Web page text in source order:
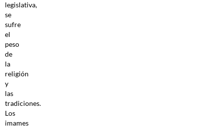
legislativa,
se
sufre
el
peso
de
la
religión
y
las
tradiciones.
Los
imames